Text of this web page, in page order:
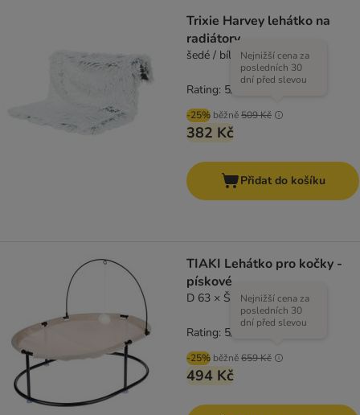
Trixie Harvey lehátko na
radiátory
šedé / bílé
-25% běžně509 Kč
Nejnižší cena za
posledních 30
dní před slevou
382 Kč
Rating: 5/5
Přidat do košíku
TIAKI Lehátko pro kočky -
pískové
D 63 × Š 46 × V 47 cm
-25% běžně659 Kč
Nejnižší cena za
posledních 30
dní před slevou
494 Kč
Rating: 5/5